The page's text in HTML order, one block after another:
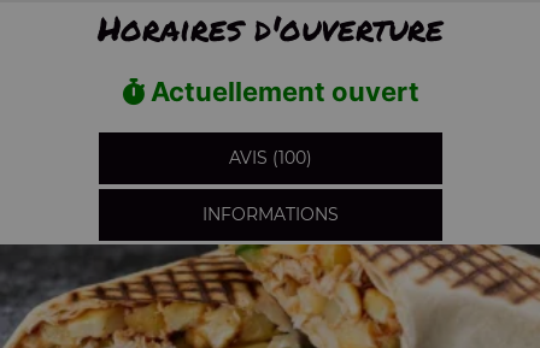
Horaires d'ouverture
Actuellement ouvert
AVIS (100)
INFORMATIONS